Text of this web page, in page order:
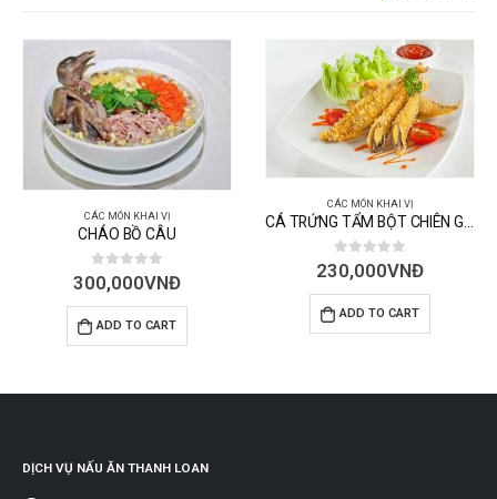
CÁC MÓN KHAI VỊ
CHÁO BỒ CÂU
0out of 5
300,000VNĐ
ADD TO CART
CÁC MÓN KHAI VỊ
0out of 5
230,000VNĐ
ADD TO CART
DỊCH VỤ NẤU ĂN THANH LOAN